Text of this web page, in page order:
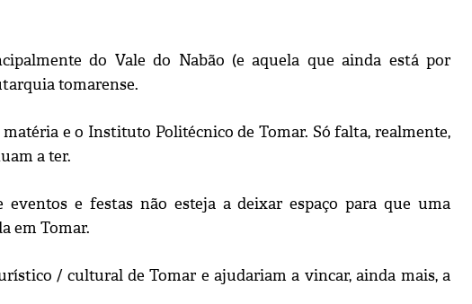
do Vale do Nabão (e aquela que ainda está por
tomarense.
e o Instituto Politécnico de Tomar. Só falta, realmente,
a ter.
eventos e festas não esteja a deixar espaço para que uma
em Tomar.
/ cultural de Tomar e ajudariam a vincar, ainda mais, a